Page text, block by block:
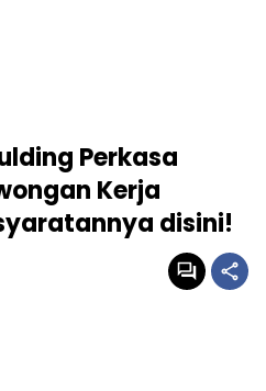
Perkasa
Kerja
disini!